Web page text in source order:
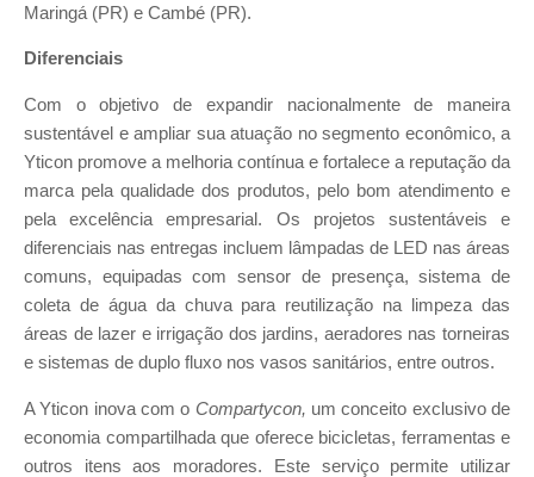
Maringá (PR) e Cambé (PR).
Diferenciais
Com o objetivo de expandir nacionalmente de maneira
sustentável e ampliar sua atuação no segmento econômico, a
Yticon promove a melhoria contínua e fortalece a reputação da
marca pela qualidade dos produtos, pelo bom atendimento e
pela excelência empresarial. Os projetos sustentáveis e
diferenciais nas entregas incluem lâmpadas de LED nas áreas
comuns, equipadas com sensor de presença, sistema de
coleta de água da chuva para reutilização na limpeza das
áreas de lazer e irrigação dos jardins, aeradores nas torneiras
e sistemas de duplo fluxo nos vasos sanitários, entre outros.
A Yticon inova com o Compartycon, um conceito exclusivo de
economia compartilhada que oferece bicicletas, ferramentas e
outros itens aos moradores. Este serviço permite utilizar